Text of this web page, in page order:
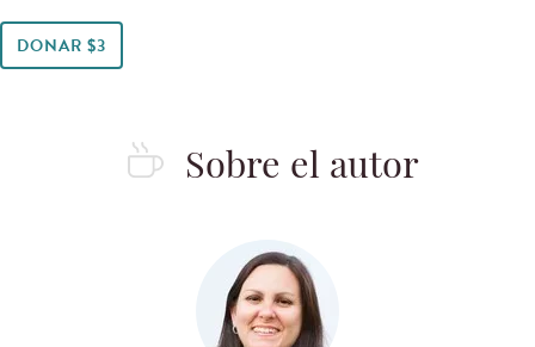
DONAR $3
Sobre el autor